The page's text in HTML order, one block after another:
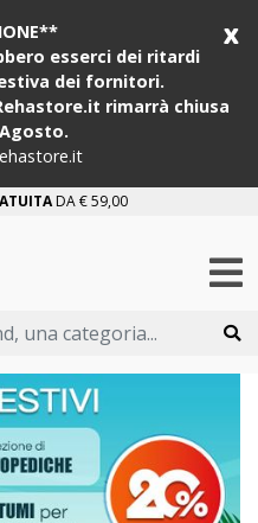
x
esserci dei ritardi
dei fornitori.
rimarrà chiusa
DA € 59,00